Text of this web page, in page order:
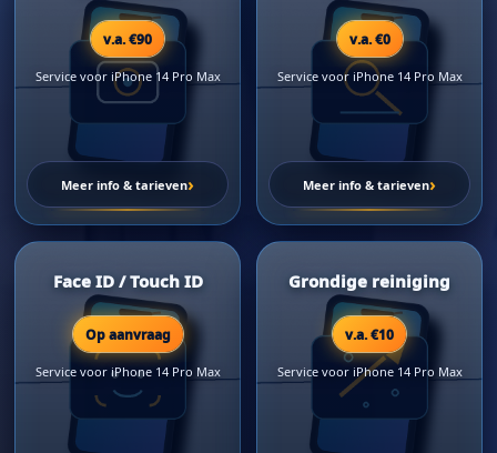
v.a. €90
Service voor iPhone 14 Pro Max
Meer info & tarieven›
v.a. €0
Service voor iPhone 14 Pro Max
Meer info & tarieven›
Face ID / Touch ID
Op aanvraag
Service voor iPhone 14 Pro Max
Grondige reiniging
v.a. €10
Service voor iPhone 14 Pro Max